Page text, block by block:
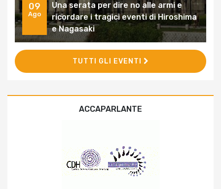
09
Ago
Una serata per dire no alle armi e
ricordare i tragici eventi di Hiroshima
e Nagasaki
TUTTI GLI EVENTI
ACCAPARLANTE